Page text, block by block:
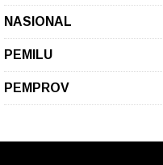
NASIONAL
PEMILU
PEMPROV